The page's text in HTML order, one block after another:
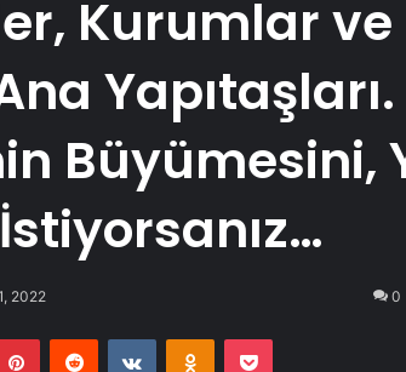
Kurumlar
Yapıtaşları.
Büyümesini,
2022 0
PinterestReddit VKontakteOdnoklassniki
Pocket